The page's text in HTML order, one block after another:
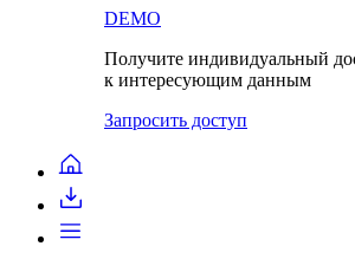
DEMO
Получите индивидуальный
к интересующим данным
Запросить доступ